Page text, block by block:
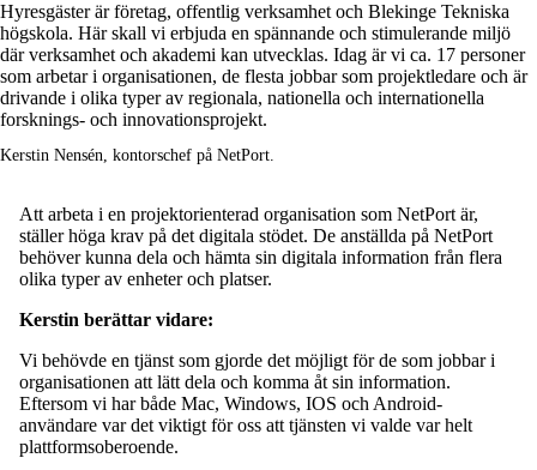
Hyresgäster är företag, offentlig verksamhet och Blekinge Tekniska
högskola. Här skall vi erbjuda en spännande och stimulerande miljö
där verksamhet och akademi kan utvecklas. Idag är vi ca. 17 personer
som arbetar i organisationen, de flesta jobbar som projektledare och är
drivande i olika typer av regionala, nationella och internationella
forsknings- och innovationsprojekt.
Kerstin Nensén, kontorschef på NetPort.
Att arbeta i en projektorienterad organisation som NetPort är,
ställer höga krav på det digitala stödet. De anställda på NetPort
behöver kunna dela och hämta sin digitala information från flera
olika typer av enheter och platser.
Kerstin berättar vidare:
Vi behövde en tjänst som gjorde det möjligt för de som jobbar i
organisationen att lätt dela och komma åt sin information.
Eftersom vi har både Mac, Windows, IOS och Android-
användare var det viktigt för oss att tjänsten vi valde var helt
plattformsoberoende.